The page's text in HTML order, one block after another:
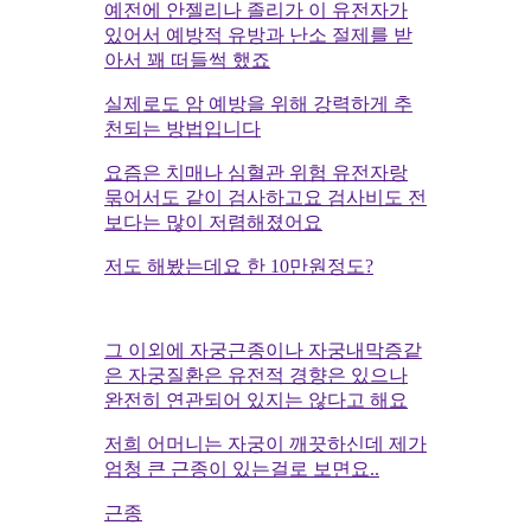
예전에 안젤리나 졸리가 이 유전자가
있어서 예방적 유방과 난소 절제를 받
아서 꽤 떠들썩 했죠
실제로도 암 예방을 위해 강력하게 추
천되는 방법입니다
요즘은 치매나 심혈관 위험 유전자랑
묶어서도 같이 검사하고요 검사비도 전
보다는 많이 저렴해졌어요
저도 해봤는데요 한 10만원정도?
그 이외에 자궁근종이나 자궁내막증같
은 자궁질환은 유전적 경향은 있으나
완전히 연관되어 있지는 않다고 해요
저희 어머니는 자궁이 깨끗하신데 제가
엄청 큰 근종이 있는걸로 보면요..
근종